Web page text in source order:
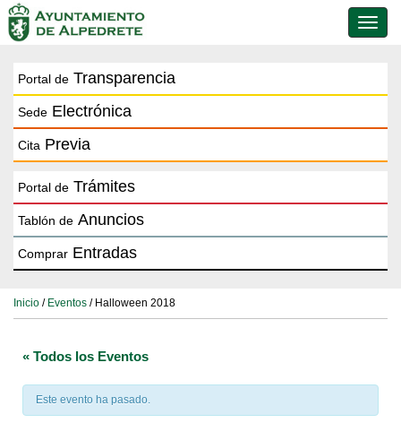
de
Portal de Transparencia
Sede Electrónica
Cita Previa
Portal de Trámites
Tablón de Anuncios
Comprar Entradas
Inicio / Eventos / Halloween 2018
« Todos los Eventos
Este evento ha pasado.